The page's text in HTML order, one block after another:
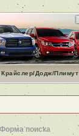
Додж/Плимут
поиска